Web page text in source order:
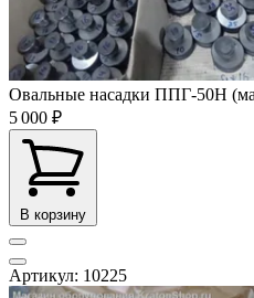
Овальные насадки ППГ-50Н
5 000 ₽
В корзину
Артикул: 10225